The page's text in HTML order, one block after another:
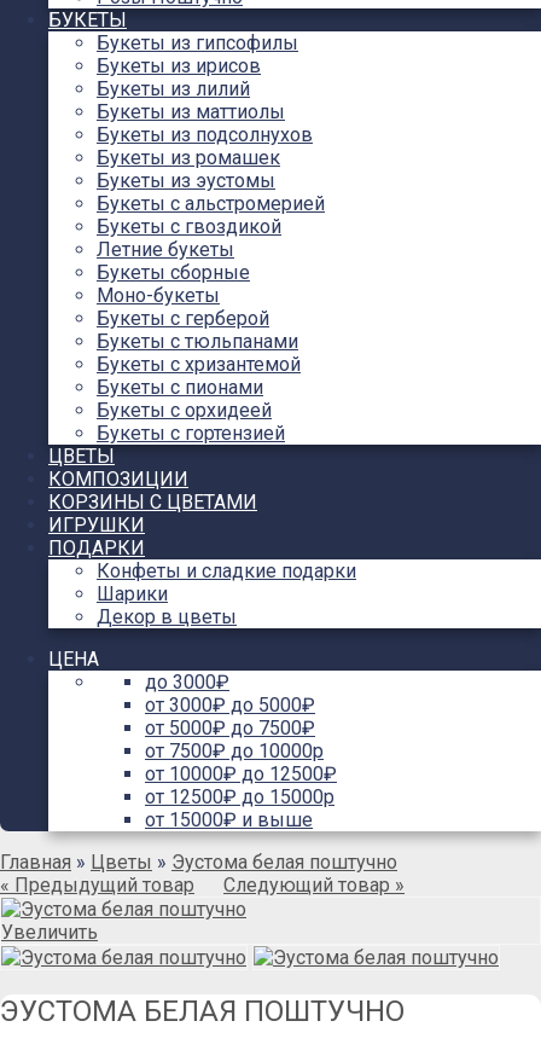
БУКЕТЫ
Букеты из гипсофилы
Букеты из ирисов
Букеты из лилий
Букеты из маттиолы
Букеты из подсолнухов
Букеты из ромашек
Букеты из эустомы
Букеты с альстромерией
Букеты с гвоздикой
Летние букеты
Букеты сборные
Моно-букеты
Букеты с герберой
Букеты с тюльпанами
Букеты с хризантемой
Букеты с пионами
Букеты с орхидеей
Букеты с гортензией
ЦВЕТЫ
КОМПОЗИЦИИ
КОРЗИНЫ С ЦВЕТАМИ
ИГРУШКИ
ПОДАРКИ
Конфеты и сладкие подарки
Шарики
Декор в цветы
ЦЕНА
до 3000₽
от 3000₽ до 5000₽
от 5000₽ до 7500₽
от 7500₽ до 10000р
от 10000₽ до 12500₽
от 12500₽ до 15000р
от 15000₽ и выше
Главная » Цветы » Эустома белая поштучно
« Предыдущий товар
Следующий товар »
Увеличить
ЭУСТОМА БЕЛАЯ ПОШТУЧНО